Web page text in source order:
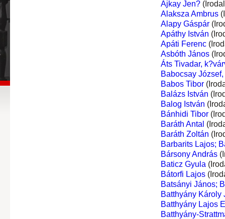
Ajkay Jen?
Alaksza Ambrus
Alapy Gáspár
Apáthy István
Apáti Ferenc
Asbóth János
Áts Tivadar,
Babocsay
Babos Tibor
Balázs István
Balog István
Bánhidi Tibor
Baráth Antal
Baráth Zoltán
Barbarits Lajos;
Bársony András
Baticz Gyula
Bátorfi Lajos
Batsányi János;
Batthyány Károly
Batthyány Lajos
Batthyány-